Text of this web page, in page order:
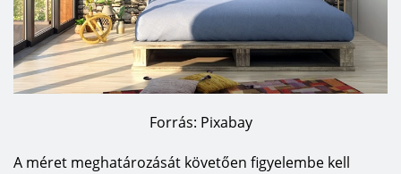
Forrás: Pixabay
A méret meghatározását követően figyelembe kell